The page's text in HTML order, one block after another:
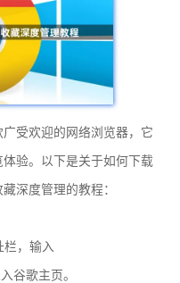
广受欢迎的网络浏览器，它
验。以下是关于如何下载
深度管理的教程：
栏，输入
谷歌主页。